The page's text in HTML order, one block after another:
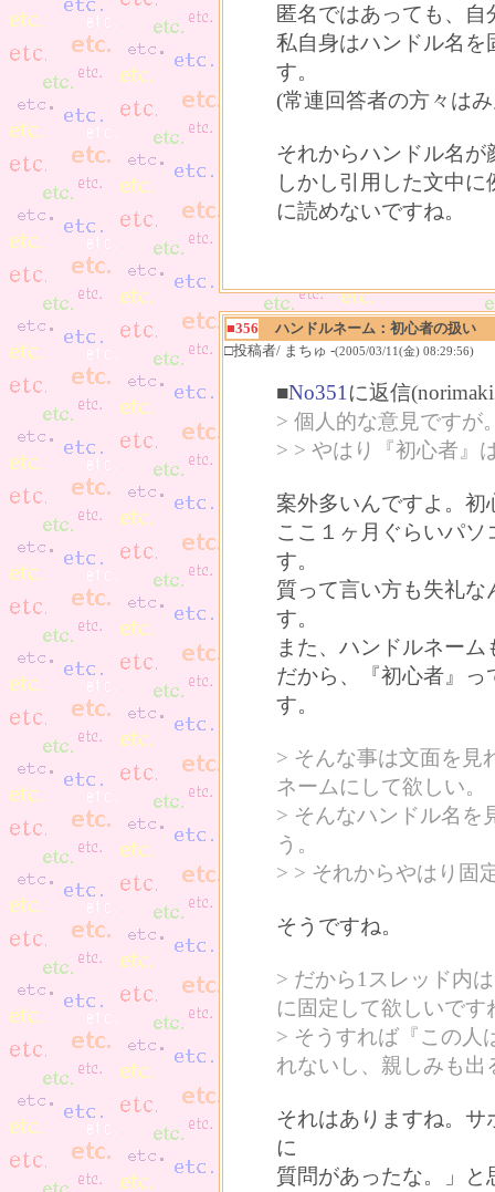
匿名ではあっても、
私自身はハンドル名を
す。
(常連回答者の方々は
それからハンドル名
しかし引用した文中
に読めないですね。
■356
ハンドルネーム：初心者の扱い
□投稿者/ まちゅ -(2005/03/11(金) 08:29:56)
■No351 に返信
> 個人的な意見ですが
> > やはり『初心者』
案外多いんですよ。初
ここ１ヶ月ぐらいパ
す。
質って言い方も失礼
す。
また、ハンドルネー
だから、『初心者』
す。
> そんな事は文面を見
ネームにして欲しい。
> そんなハンドル名を
う。
> > それからやはり固
そうですね。
> だから1スレッド内
に固定して欲しいです
> そうすれば『この人
れないし、親しみも出
それはありますね。
に
質問があったな。」